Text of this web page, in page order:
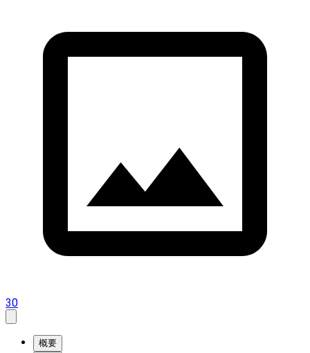
30
概要